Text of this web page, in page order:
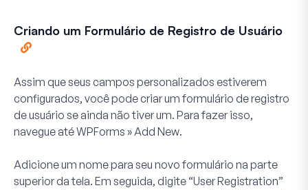
Criando um Formulário de Registro de Usuário
Assim que seus campos personalizados estiverem
configurados, você pode criar um formulário de registro
de usuário se ainda não tiver um. Para fazer isso,
navegue atéWPForms » Add New.
Adicione um nome para seu novo formulário na parte
superior da tela. Em seguida, digite “User Registration”